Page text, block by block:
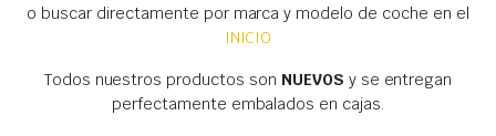
o buscar directamente por marca y modelo de coche en el
INICIO
Todos nuestros productos son NUEVOS y se entregan
perfectamente embalados en cajas.